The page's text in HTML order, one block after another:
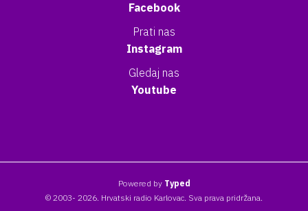
Facebook
Prati nas
Instagram
Gledaj nas
Youtube
Powered by Typed
© 2003- 2026. Hrvatski radio Karlovac. Sva prava pridržana.